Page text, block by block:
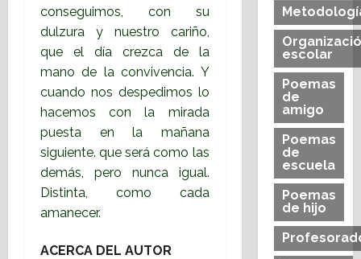
conseguimos, con su
dulzura y nuestro cariño,
que el día crezca de la
mano de la convivencia. Y
cuando nos despedimos lo
hacemos con la mirada
puesta en la mañana
siguiente. que será como las
demás, pero nunca igual.
Distinta, como cada
amanecer.
ACERCA DEL AUTOR
escolar
Poemas
de
amigo
Poemas
de
escuela
Poemas
de hijo